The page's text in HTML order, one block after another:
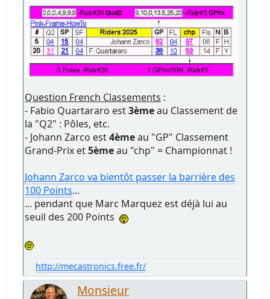
Question French Classements :
- Fabio Quartararo est3èmeau Classement de
la "Q2" : Pôles, etc.
- Johann Zarco est4èmeau "GP" Classement
Grand-Prix et5èmeau "chp" = Championnat !
Johann Zarco va bientôt passer la barrière des
100 Points...
... pendant que Marc Marquez est déjà lui au
seuil des 200 Points
http://mecastronics.free.fr/
Monsieur